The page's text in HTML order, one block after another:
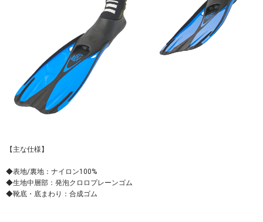
【主な仕様】
◆表地/裏地：ナイロン100%
◆生地中層部：発泡クロロプレーンゴム
◆靴底・底まわり：合成ゴム